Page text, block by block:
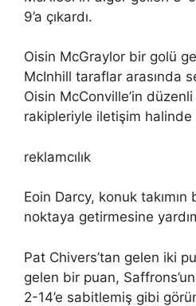
9’a çıkardı.
Oisin McGraylor bir golü
McInhill taraflar arasında
Oisin McConville’in düzenli
rakipleriyle iletişim halinde
reklamcılık
Eoin Darcy, konuk takımın
noktaya getirmesine
Pat Chivers’tan gelen iki
gelen bir puan,
2-14’e sabitlemiş gibi